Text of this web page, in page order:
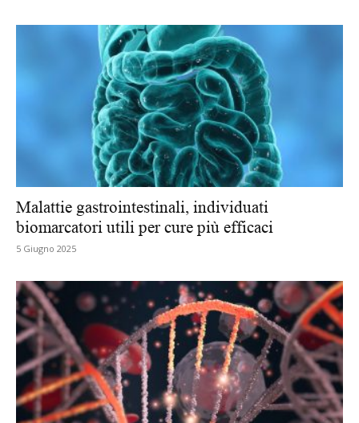
Malattie gastrointestinali, individuati
biomarcatori utili per cure più efficaci
5 Giugno 2025